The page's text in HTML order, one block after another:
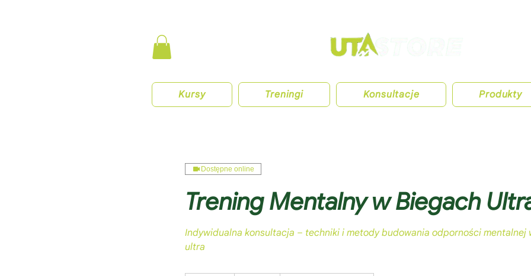
Kursy Treningi Konsultacje Produkty
Dostępne online
Trening Mentalny w Biegach
Indywidualna konsultacja – techniki i metody budowania odporności mentalnej